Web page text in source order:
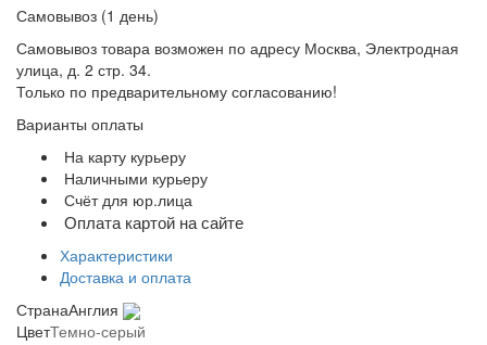
Самовывоз (1 день)
Самовывоз товара возможен по адресу Москва, Электродная
улица, д. 2 стр. 34.
Только по предварительному согласованию!
Варианты оплаты
На карту курьеру
Наличными курьеру
Счёт для юр.лица
Оплата картой на сайте
Характеристики
Доставка и оплата
СтранаАнглия
ЦветТемно-серый